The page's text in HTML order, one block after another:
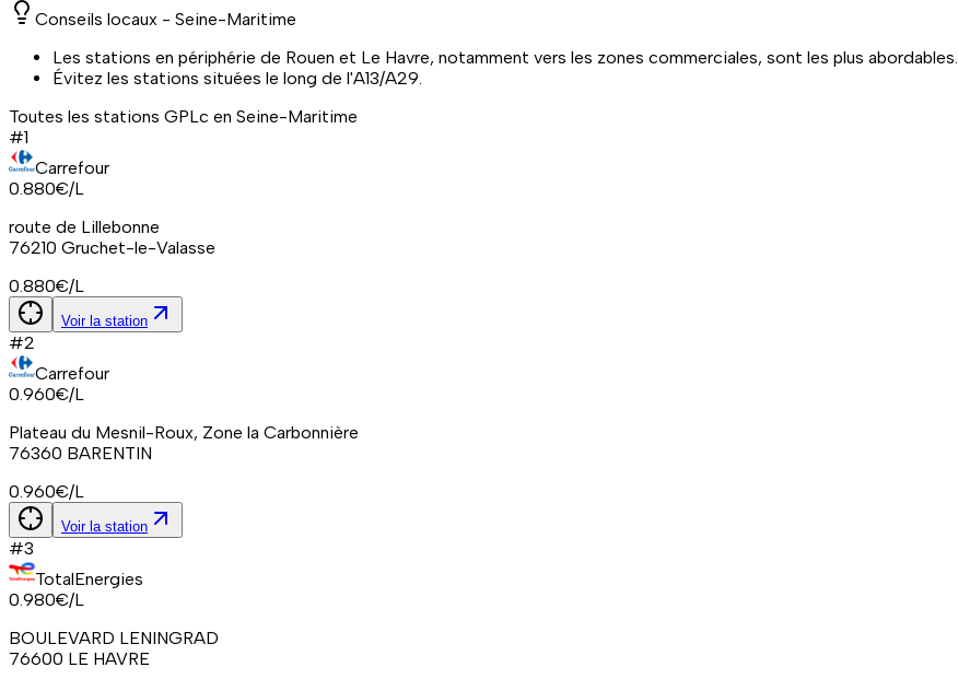
Conseils locaux - Seine-Maritime
Les stations en périphérie de Rouen et Le Havre, notamment vers les zones commerciales, sont les plus abordables.
Évitez les stations situées le long de l'A13/A29.
Toutes les stations GPLc en Seine-Maritime
#1
Carrefour
0.880€/L
route de Lillebonne
76210 Gruchet-le-Valasse
0.880€/L
Voir la station
#2
Carrefour
0.960€/L
Plateau du Mesnil-Roux, Zone la Carbonnière
76360 BARENTIN
0.960€/L
Voir la station
#3
TotalEnergies
0.980€/L
BOULEVARD LENINGRAD
76600 LE HAVRE